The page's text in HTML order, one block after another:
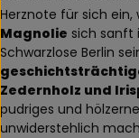
Herznote für sich ein,
Magnolie sich sanft
Schwarzlose Berlin
Zedernholz und
pudriges und
unwiderstehlich